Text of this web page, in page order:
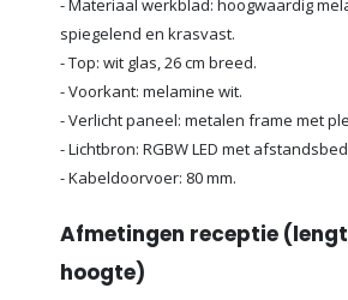
- Materiaal werkblad: hoogwaardig
spiegelend en krasvast.
- Top: wit glas, 26 cm breed.
- Voorkant: melamine wit.
- Verlicht paneel: metalen frame met
- Lichtbron: RGBW LED met
- Kabeldoorvoer: 80 mm.
Afmetingen receptie
hoogte)